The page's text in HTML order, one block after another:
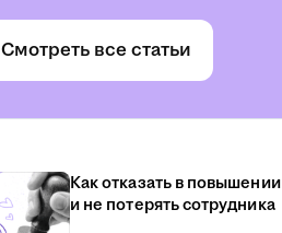
Смотреть все статьи
Как отказать в повышении
и не потерять сотрудника